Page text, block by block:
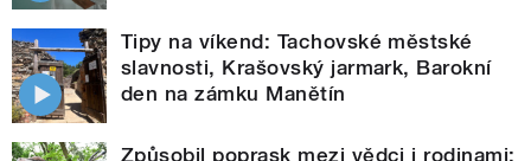
Tipy na víkend: Tachovské městské
slavnosti, Krašovský jarmark, Barokní
den na zámku Manětín
Způsobil poprask mezi vědci i rodinami: